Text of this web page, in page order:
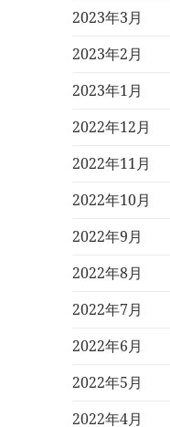
2023年3月
2023年2月
2023年1月
2022年12月
2022年11月
2022年10月
2022年9月
2022年8月
2022年7月
2022年6月
2022年5月
2022年4月